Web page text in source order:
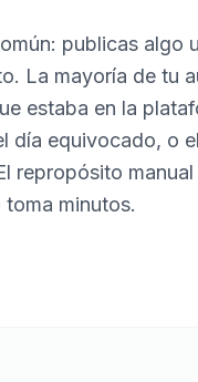
publicas algo
La mayoría de tu
estaba en la
día equivocado, o
repropósito manual
minutos.